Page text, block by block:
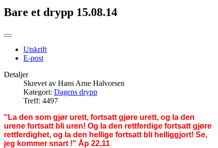
Bare et drypp 15.08.14
Utskrift
E-post
Detaljer
Skrevet av Hans Arne Halvorsen
Kategori: Dagens drypp
Treff: 4497
"La den som gjør urett, fortsatt gjøre urett, og la den
urene fortsatt bli uren! Og la den rettferdige fortsatt gjøre
rettferdighet, og la den hellige fortsatt bli helliggjort! Se,
jeg kommer snart !" Åp 22,11